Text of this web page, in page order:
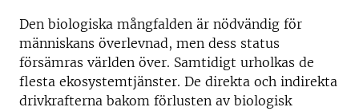
Den biologiska mångfalden är nödvändig för
människans överlevnad, men dess status
försämras världen över. Samtidigt urholkas de
flesta ekosystemtjänster. De direkta och indirekta
drivkrafterna bakom förlusten av biologisk